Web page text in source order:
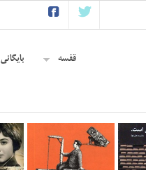
قفسه بایگانی